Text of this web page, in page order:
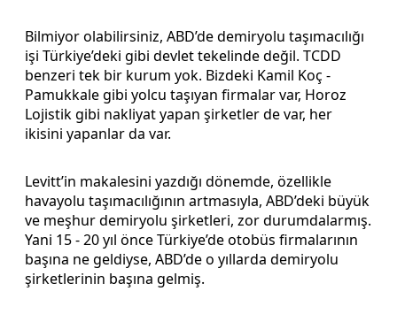
Bilmiyor olabilirsiniz, ABD’de demiryolu taşımacılığı
işi Türkiye’deki gibi devlet tekelinde değil. TCDD
benzeri tek bir kurum yok. Bizdeki Kamil Koç -
Pamukkale gibi yolcu taşıyan firmalar var, Horoz
Lojistik gibi nakliyat yapan şirketler de var, her
ikisini yapanlar da var.
Levitt’in makalesini yazdığı dönemde, özellikle
havayolu taşımacılığının artmasıyla, ABD’deki büyük
ve meşhur demiryolu şirketleri, zor durumdalarmış.
Yani 15 - 20 yıl önce Türkiye’de otobüs firmalarının
başına ne geldiyse, ABD’de o yıllarda demiryolu
şirketlerinin başına gelmiş.